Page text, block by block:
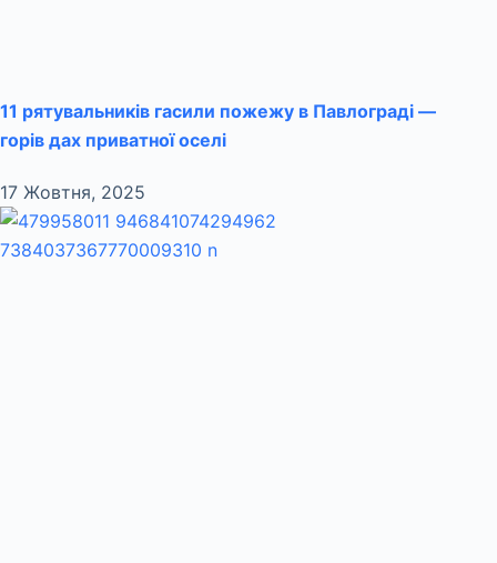
11 рятувальників гасили пожежу в Павлограді —
горів дах приватної оселі
17 Жовтня, 2025